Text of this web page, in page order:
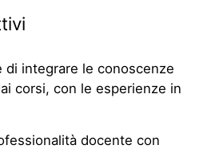
di integrare le conoscenze
corsi, con le esperienze in
docente con